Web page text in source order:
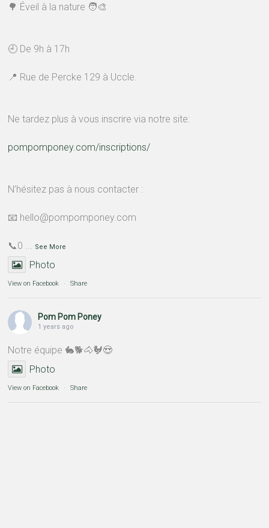
🌳 Éveil à la nature 🧑‍🎨
🕘 De 9h à 17h
📍 Rue de Percke 129 à Uccle.
Ne tardez plus à vous inscrire via notre site:
pompomponey.com/inscriptions/
N’hésitez pas à nous contacter :
📧 hello@pompomponey.com
📞0 See More
Photo
View on Facebook · Share
Pom Pom Poney
1 years ago
Notre équipe 🐇🐕🐴🐓😍
Photo
View on Facebook · Share